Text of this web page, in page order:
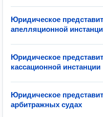
Юридическое
апелляционной
Юридическое
кассационной инстанции
Юридическое
арбитражных судах